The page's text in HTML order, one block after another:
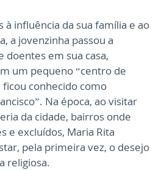
à influência da sua família e ao
a jovenzinha passou a
doentes em sua casa,
um pequeno “centro de
conhecido como
Na época, ao visitar
da cidade, bairros onde
e excluídos, Maria Rita
pela primeira vez, o desejo
religiosa.